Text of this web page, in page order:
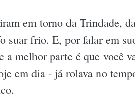
em torno da Trindade,
suar frio. E, por falar em
melhor parte é que você
em dia - já rolava no